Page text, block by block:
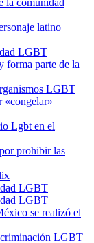
la comunidad
latino
LGBT
forma parte de la
LGBT
«congelar»
Lgbt en el
prohibir las
LGBT
LGBT
se realizó el
LGBT